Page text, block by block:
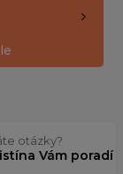
otázky?
Vám poradí